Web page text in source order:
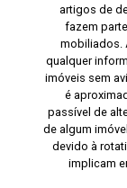
artigos de
fazem
mobiliados.
qualquer
imóveis sem
é
passível de
de algum
devido à
implicam